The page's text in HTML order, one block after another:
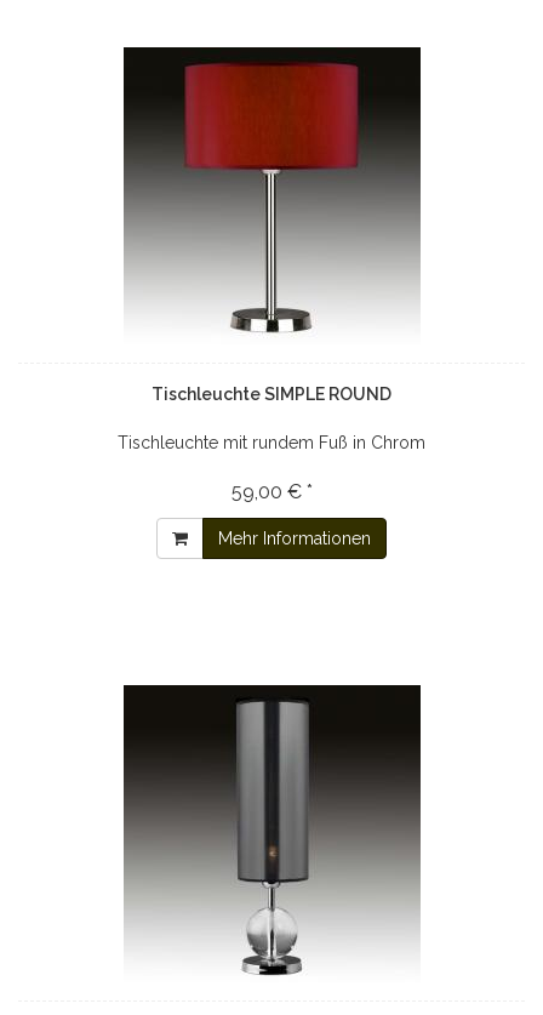
Tischleuchte SIMPLE ROUND
Tischleuchte mit rundem Fuß in Chrom
59,00 € *
Mehr Informationen